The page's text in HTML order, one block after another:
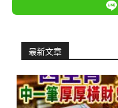
最新文章